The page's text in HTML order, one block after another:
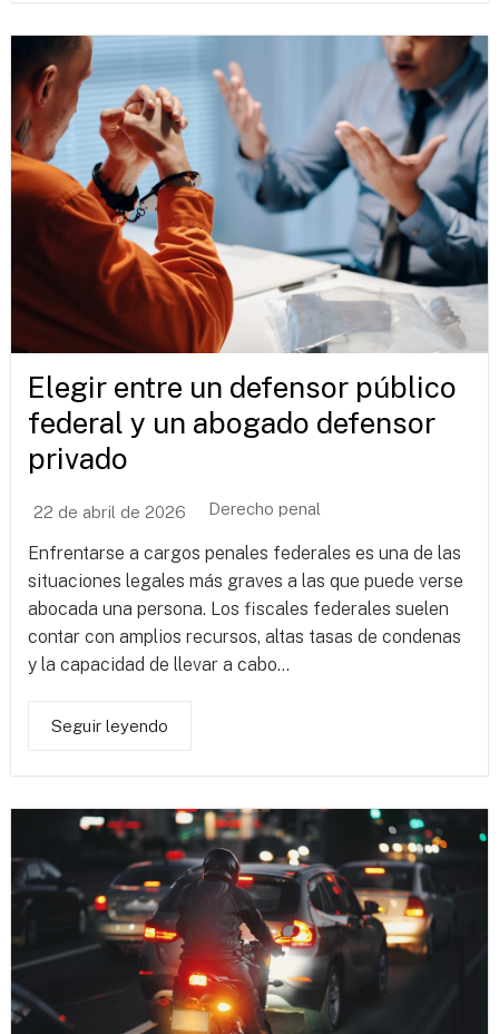
Elegir entre un defensor público
federal y un abogado defensor
privado
22 de abril de 2026 Derecho penal
Enfrentarse a cargos penales federales es una de las
situaciones legales más graves a las que puede verse
abocada una persona. Los fiscales federales suelen
contar con amplios recursos, altas tasas de condenas
y la capacidad de llevar a cabo...
Seguir leyendo